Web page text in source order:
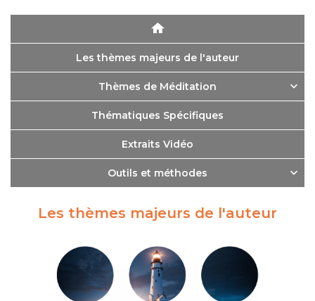
Les thèmes majeurs de l'auteur
Thèmes de Méditation
Thématiques Spécifiques
Extraits Vidéo
Outils et méthodes
Les thèmes majeurs de l'auteur